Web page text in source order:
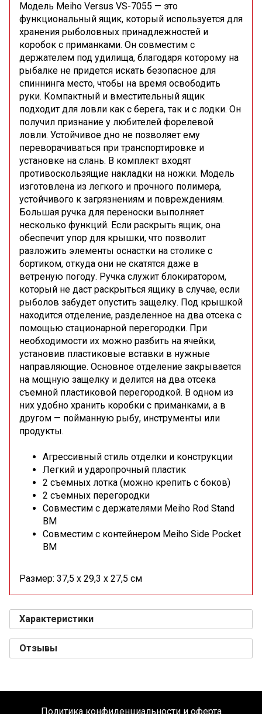
Модель Meiho Versus VS-7055 — это
функциональный ящик, который используется для
хранения рыболовных принадлежностей и
коробок с приманками. Он совместим с
держателем под удилища, благодаря которому на
рыбалке не придется искать безопасное для
спиннинга место, чтобы на время освободить
руки. Компактный и вместительный ящик
подходит для ловли как с берега, так и с лодки. Он
получил признание у любителей форелевой
ловли. Устойчивое дно не позволяет ему
переворачиваться при транспортировке и
установке на слань. В комплект входят
противоскользящие накладки на ножки. Модель
изготовлена из легкого и прочного полимера,
устойчивого к загрязнениям и повреждениям.
Большая ручка для переноски выполняет
несколько функций. Если раскрыть ящик, она
обеспечит упор для крышки, что позволит
разложить элементы оснастки на столике с
бортиком, откуда они не скатятся даже в
ветреную погоду. Ручка служит блокиратором,
который не даст раскрыться ящику в случае, если
рыболов забудет опустить защелку. Под крышкой
находится отделение, разделенное на два отсека с
помощью стационарной перегородки. При
необходимости их можно разбить на ячейки,
установив пластиковые вставки в нужные
направляющие. Основное отделение закрывается
на мощную защелку и делится на два отсека
съемной пластиковой перегородкой. В одном из
них удобно хранить коробки с приманками, а в
другом — пойманную рыбу, инструменты или
продукты.
Агрессивный стиль отделки и конструкции
Легкий и ударопрочный пластик
2 съемных лотка (можно крепить с боков)
2 съемных перегородки
Совместим с держателями Meiho Rod Stand
BM
Совместим с контейнером Meiho Side Pocket
BM
Размер: 37,5 х 29,3 х 27,5 см
Характеристики
Отзывы
Политика конфиденциальности и оферта